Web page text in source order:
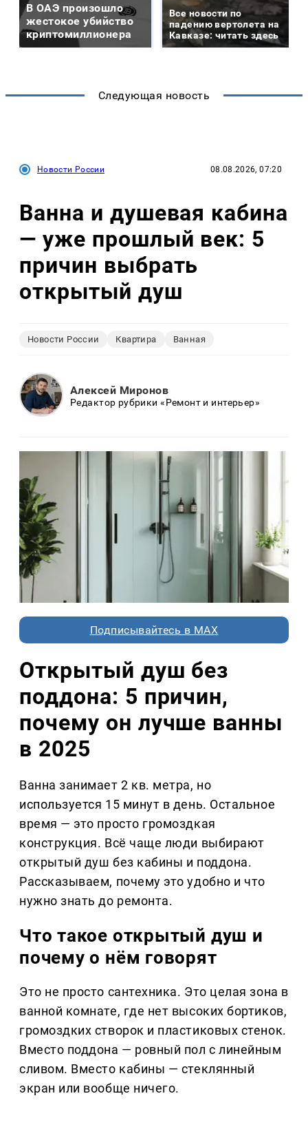
В ОАЭ произошло
жестокое убийство
криптомиллионера
Все новости по
падению вертолета на
Кавказе: читать здесь
Следующая новость
Новости России 08.08.2026, 07:20
Ванна и душевая кабина
— уже прошлый век: 5
причин выбрать
открытый душ
Новости России Квартира Ванная
Алексей Миронов
Редактор рубрики «Ремонт и интерьер»
Подписывайтесь в MAX
Открытый душ без
поддона: 5 причин,
почему он лучше ванны
в 2025
Ванна занимает 2 кв. метра, но
используется 15 минут в день. Остальное
время — это просто громоздкая
конструкция. Всё чаще люди выбирают
открытый душ без кабины и поддона.
Рассказываем, почему это удобно и что
нужно знать до ремонта.
Что такое открытый душ и
почему о нём говорят
Это не просто сантехника. Это целая зона в
ванной комнате, где нет высоких бортиков,
громоздких створок и пластиковых стенок.
Вместо поддона — ровный пол с линейным
сливом. Вместо кабины — стеклянный
экран или вообще ничего.